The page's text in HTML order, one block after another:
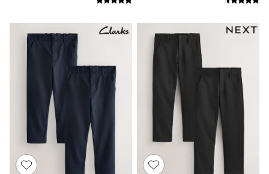
GIRLS
New In
New In from Next
6-8 years
9-11 years
12-14 years
15+ years
All Clothing
Coats & Jackets
Dresses
Holiday Shop